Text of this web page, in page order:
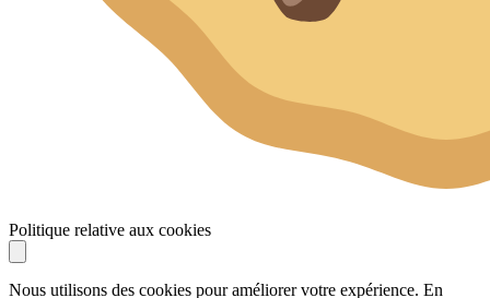
Politique relative aux cookies
Nous utilisons des cookies pour améliorer votre expérience. En